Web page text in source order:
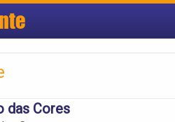
das Cores